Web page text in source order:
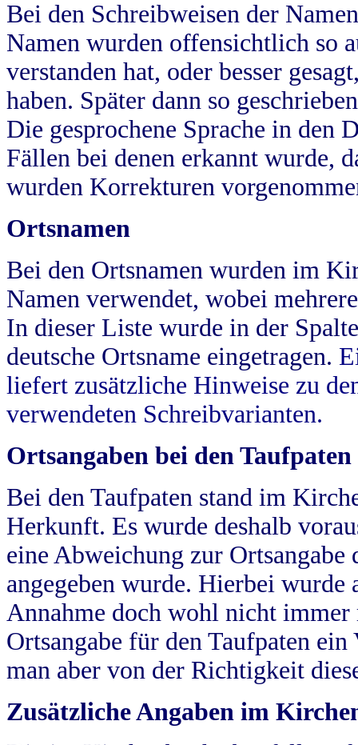
Bei den Schreibweisen der
Namen wurden offensichtlich so
verstanden hat, oder besser
haben. Später dann so
Die gesprochene Sprache in
Fällen bei denen erkannt wurde,
wurden Korrekturen
Ortsnamen
Bei den Ortsnamen wurden im
Namen verwendet, wobei
In dieser Liste wurde in der
deutsche Ortsname eingetragen.
liefert zusätzliche Hinweise zu
verwendeten Schreibvarianten.
Ortsangaben bei den Taufpaten
Bei den Taufpaten stand im
Herkunft. Es wurde deshalb
eine Abweichung zur
angegeben wurde. Hierbei wurde
Annahme doch wohl nicht
Ortsangabe für den Taufpaten
man aber von der Richtigkeit
Zusätzliche Angaben im